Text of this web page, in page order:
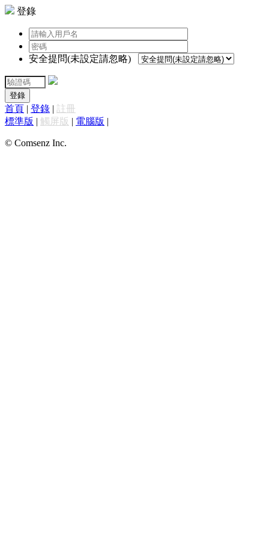
登錄
安全提問(未設定請忽略)
登錄
首頁 | 登錄 | 註冊
標準版 | 觸屏版 | 電腦版 |
© Comsenz Inc.